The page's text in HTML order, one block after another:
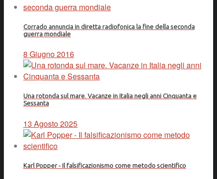
Corrado annuncia in diretta radiofonica la fine della seconda
guerra mondiale
8 Giugno 2016
Una rotonda sul mare. Vacanze in Italia negli anni Cinquanta e
Sessanta
13 Agosto 2025
Karl Popper - Il falsificazionismo come metodo scientifico